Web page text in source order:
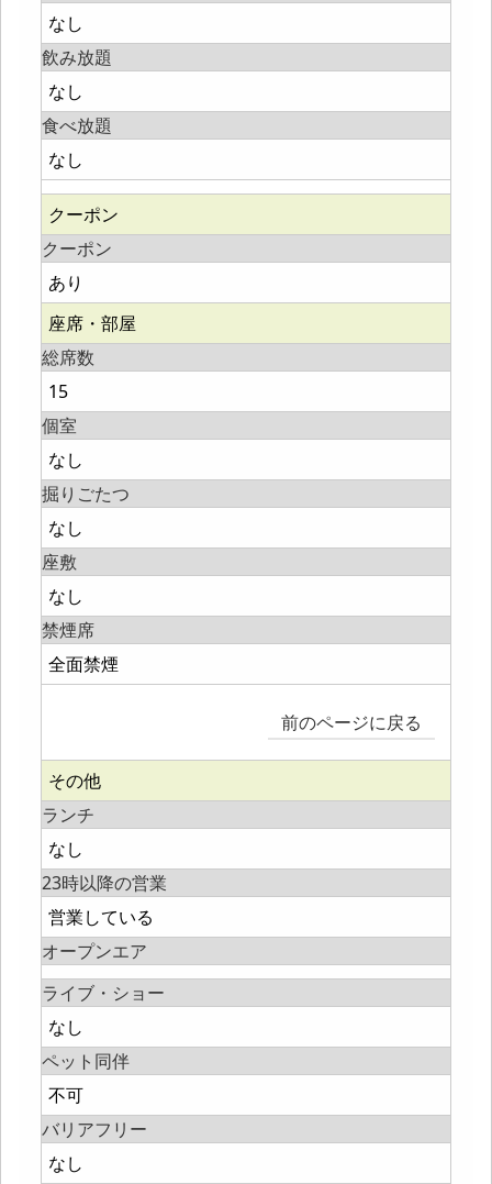
なし
飲み放題
なし
食べ放題
なし
クーポン
クーポン
あり
座席・部屋
総席数
15
個室
なし
掘りごたつ
なし
座敷
なし
禁煙席
全面禁煙
前のページに戻る
その他
ランチ
なし
23時以降の営業
営業している
オープンエア
ライブ・ショー
なし
ペット同伴
不可
バリアフリー
なし